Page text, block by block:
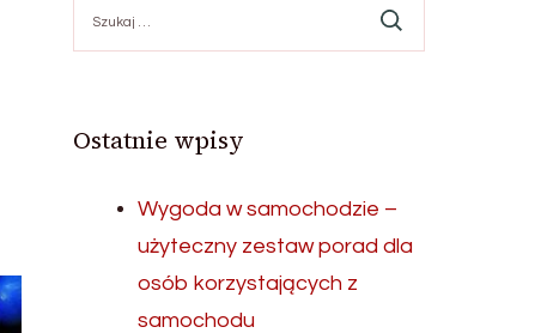
Ostatnie wpisy
Wygoda w samochodzie –
użyteczny zestaw porad dla
osób korzystających z
samochodu